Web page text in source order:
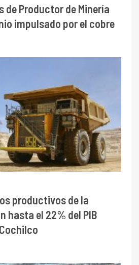
de Productor de Minería
impulsado por el cobre
productivos de la
hasta el 22% del PIB